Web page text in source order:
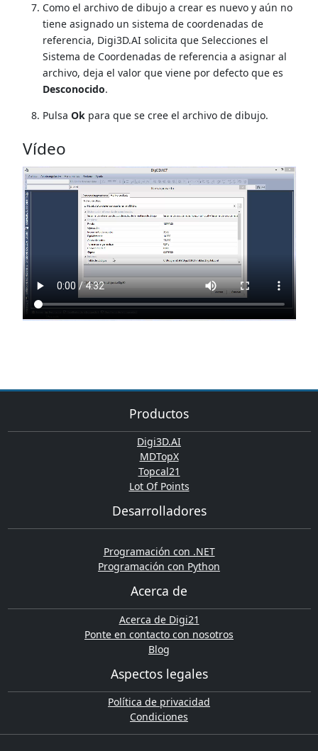
Como el archivo de dibujo a crear es nuevo y aún no
tiene asignado un sistema de coordenadas de
referencia, Digi3D.AI solicita que Selecciones el
Sistema de Coordenadas de referencia a asignar al
archivo, deja el valor que viene por defecto que es
Desconocido.
Pulsa Okpara que se cree el archivo de dibujo.
Vídeo
Productos
Digi3D.AI
MDTopX
Topcal21
Lot Of Points
Desarrolladores
Programación con .NET
Programación con Python
Acerca de
Acerca de Digi21
Ponte en contacto con nosotros
Blog
Aspectos legales
Política de privacidad
Condiciones